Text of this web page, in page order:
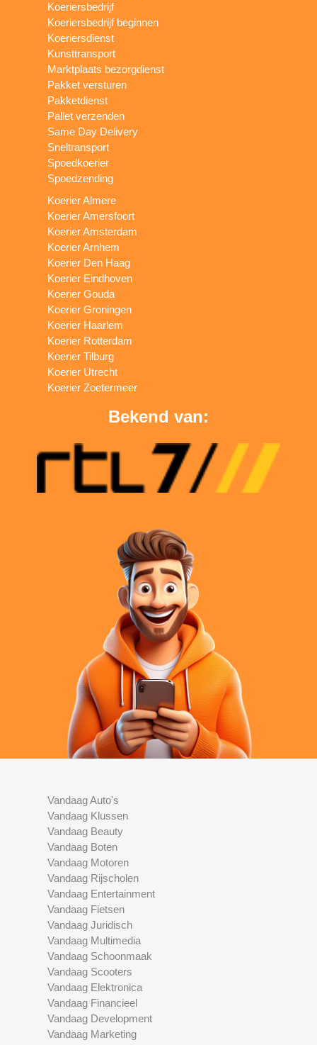
Koeriersbedrijf
Koeriersbedrijf beginnen
Koeriersdienst
Kunsttransport
Marktplaats bezorgdienst
Pakket versturen
Pakketdienst
Pallet verzenden
Same Day Delivery
Sneltransport
Spoedkoerier
Spoedzending
Koerier Almere
Koerier Amersfoort
Koerier Amsterdam
Koerier Arnhem
Koerier Den Haag
Koerier Eindhoven
Koerier Gouda
Koerier Groningen
Koerier Haarlem
Koerier Rotterdam
Koerier Tilburg
Koerier Utrecht
Koerier Zoetermeer
Bekend van:
Vandaag Auto's
Vandaag Klussen
Vandaag Beauty
Vandaag Boten
Vandaag Motoren
Vandaag Rijscholen
Vandaag Entertainment
Vandaag Fietsen
Vandaag Juridisch
Vandaag Multimedia
Vandaag Schoonmaak
Vandaag Scooters
Vandaag Elektronica
Vandaag Financieel
Vandaag Development
Vandaag Marketing